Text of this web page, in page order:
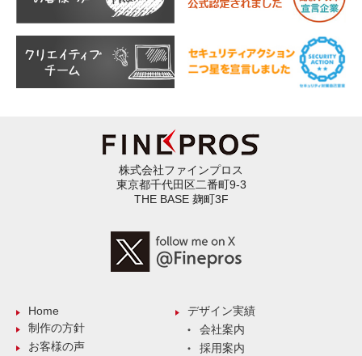
株式会社ファインプロス
東京都千代田区二番町9-3
THE BASE 麹町3F
Home
制作の方針
お客様の声
デザイン実績
会社案内
採用案内